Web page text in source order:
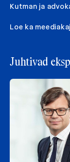
Kutman ja
Loe ka
Juhtivad